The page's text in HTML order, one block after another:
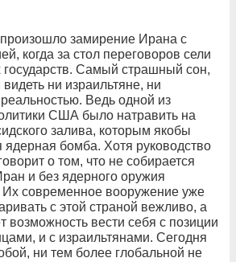
замирение Ирана с
когда за стол переговоров сели
государств. Самый страшный сон,
ни израильтяне, ни
Ведь одной из
США было натравить на
залива, которым якобы
ядерная бомба. Хотя руководство
о том, что не собирается
и без ядерного оружия
Их современное вооружение уже
с этой страной вежливо, а
возможность вести себя с позиции
и с израильтянами. Сегодня
ни тем более глобальной не